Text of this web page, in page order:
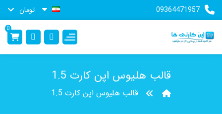
09364471957 تومان
0
قالب هلیوس اپن کارت 1.5
قالب هلیوس اپن کارت 1.5